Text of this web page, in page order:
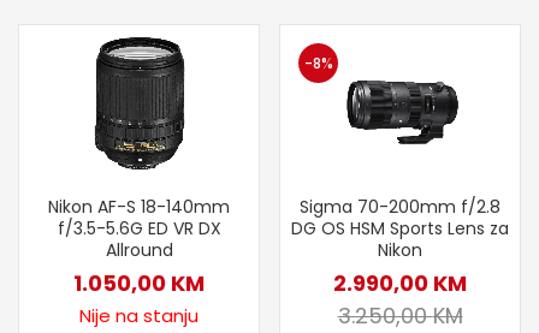
Nikon AF-S 18-140mm
f/3.5-5.6G ED VR DX
Allround
1.050,00 KM
Nije na stanju
-8%
Sigma 70-200mm f/2.8
DG OS HSM Sports Lens za
Nikon
2.990,00 KM
3.250,00KM